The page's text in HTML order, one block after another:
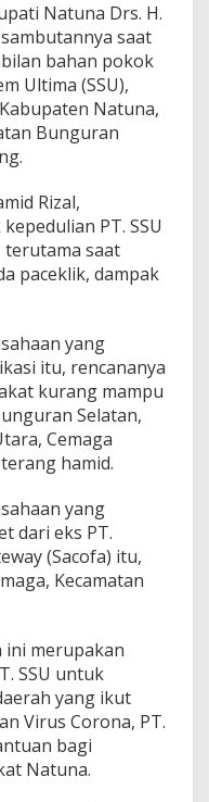
Natuna Drs. H.
saat
bahan pokok
Ultima (SSU),
Natuna,
Bunguran
Rizal,
PT. SSU
saat
paceklik, dampak
yang
itu, rencananya
kurang mampu
Selatan,
Cemaga
hamid.
yang
dari eks PT.
(Sacofa) itu,
Kecamatan
ini merupakan
SSU untuk
yang ikut
Virus Corona, PT.
bagi
Natuna.